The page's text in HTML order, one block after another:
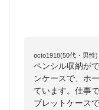
octo1918(50代・男性)
ペンシル収納が
ンケースで、ホ
ています。仕事
ブレットケース